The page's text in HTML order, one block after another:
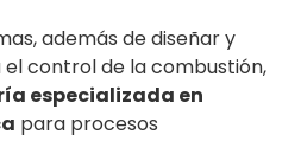
además de diseñar y
control de la combustión,
especializada en
para procesos